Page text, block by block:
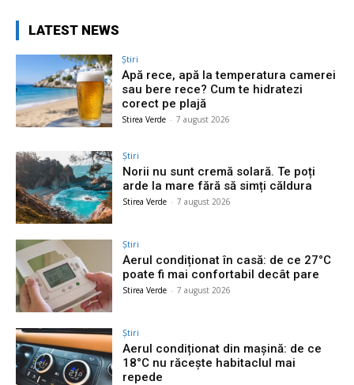
LATEST NEWS
Știri
Apă rece, apă la temperatura camerei
sau bere rece? Cum te hidratezi
corect pe plajă
Stirea Verde - 7 august 2026
Știri
Norii nu sunt cremă solară. Te poți
arde la mare fără să simți căldura
Stirea Verde - 7 august 2026
Știri
Aerul condiționat în casă: de ce 27°C
poate fi mai confortabil decât pare
Stirea Verde - 7 august 2026
Știri
Aerul condiționat din mașină: de ce
18°C nu răcește habitaclul mai
repede